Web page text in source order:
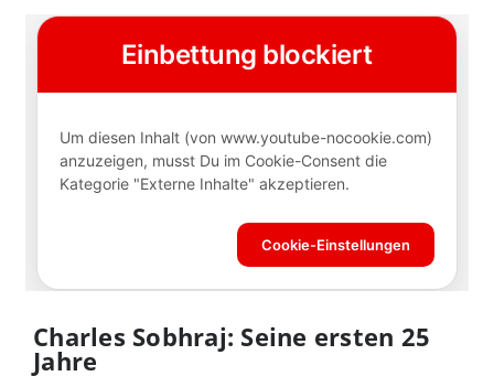
Charles Sobhraj: Seine ersten 25
Jahre